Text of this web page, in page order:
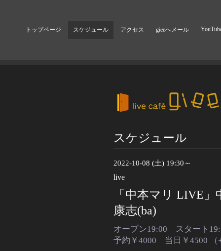
トップページ スケジュール アクセス gieeへメール
スケジュール
2022-10-08 (土) 19:30～
live
「中本マリ LIVE
康志(ba)
オープン19:00 スタート
予約￥4000 当日￥4500 （